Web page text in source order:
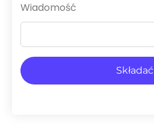
Wiadomość
Składać